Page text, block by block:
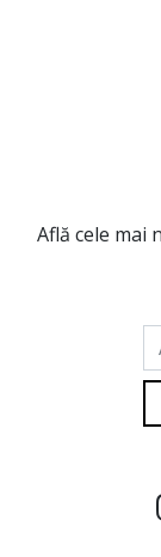
Află cele mai